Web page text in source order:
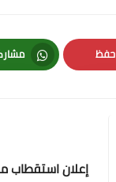
حفظ
Pinterest
إعلان استقطاب